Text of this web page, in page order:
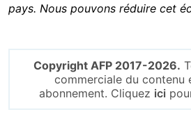
pays. Nous pouvons réduire cet
Copyright AFP 2017-2026.
commerciale du contenu
abonnement. Cliquez ici